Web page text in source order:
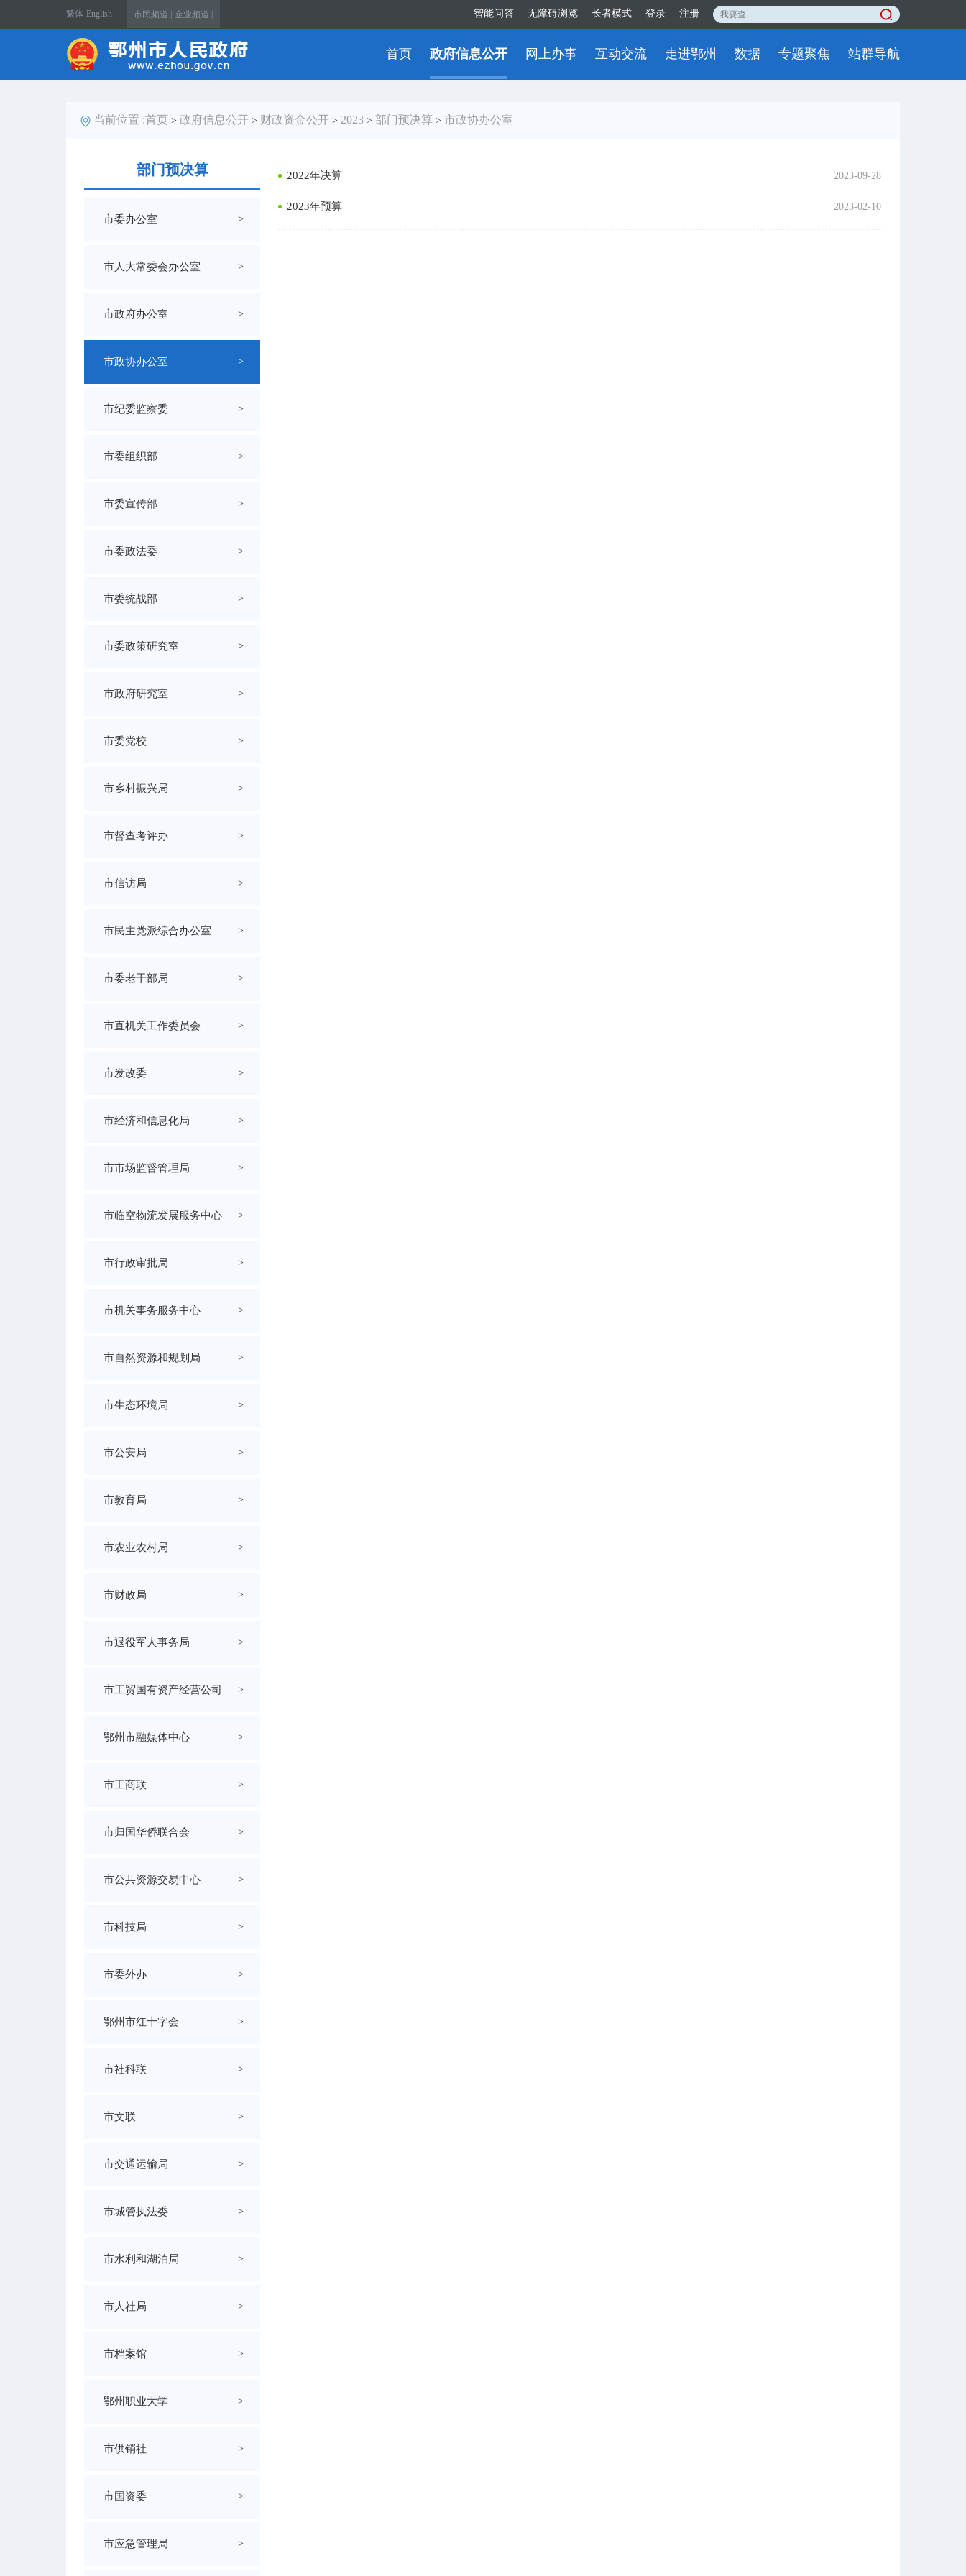
繁体 English 市民频道 | 企业频道 | 智能问答 无障碍浏览 长者模式 登录 注册
首页 政府信息公开 网上办事 互动交流 走进鄂州 数据 专题聚焦 站群导航
当前位置 :首页 > 政府信息公开 > 财政资金公开 > 2023 > 部门预决算 > 市政协办公室
部门预决算
市委办公室 >
市人大常委会办公室 >
市政府办公室 >
市政协办公室 >
市纪委监察委 >
市委组织部 >
市委宣传部 >
市委政法委 >
市委统战部 >
市委政策研究室 >
市政府研究室 >
市委党校 >
市乡村振兴局 >
市督查考评办 >
市信访局 >
市民主党派综合办公室 >
市委老干部局 >
市直机关工作委员会 >
市发改委 >
市经济和信息化局 >
市市场监督管理局 >
市临空物流发展服务中心 >
市行政审批局 >
市机关事务服务中心 >
市自然资源和规划局 >
市生态环境局 >
市公安局 >
市教育局 >
市农业农村局 >
市财政局 >
市退役军人事务局 >
市工贸国有资产经营公司 >
鄂州市融媒体中心 >
市工商联 >
市归国华侨联合会 >
市公共资源交易中心 >
市科技局 >
市委外办 >
鄂州市红十字会 >
市社科联 >
市文联 >
市交通运输局 >
市城管执法委 >
市水利和湖泊局 >
市人社局 >
市档案馆 >
鄂州职业大学 >
市供销社 >
市国资委 >
市应急管理局 >
2022年决算 2023-09-28
2023年预算 2023-02-10